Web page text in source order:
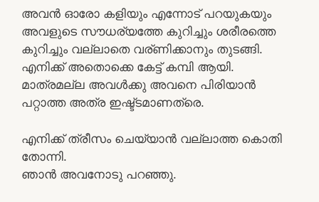
അവൻ ഓരോ കളിയും എന്നോട് പറയുകയും
അവളുടെ സൗധര്യത്തേ കുറിച്ചും ശരീരത്തെ
കുറിച്ചും വല്ലാതെ വര്ണിക്കാനും തുടങ്ങി.
എനിക്ക് അതൊക്കെ കേട്ട് കമ്പി ആയി.
മാത്രമല്ല അവൾക്കു അവനെ പിരിയാൻ
പറ്റാത്ത അത്ര ഇഷ്ട്ടമാണത്രെ.
എനിക്ക് ത്രീസം ചെയ്യാൻ വല്ലാത്ത കൊതി
തോന്നി.
ഞാൻ അവനോടു പറഞ്ഞു.